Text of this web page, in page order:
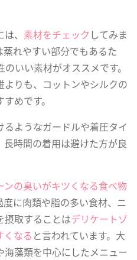
、 素材をチェック してみま
れやすい部分でもあるた
いい素材がオススメです。
りも、コットンやシルクの
めです。
ようなガードルや着圧タイ
時間の着用は避けた方が良
ンの臭いがキツくなる食べ物
度に肉類や脂の多い食材、ニ
摂取することはデリケートゾ
くなる と言われています。大
藻類を中心にしたメニュー